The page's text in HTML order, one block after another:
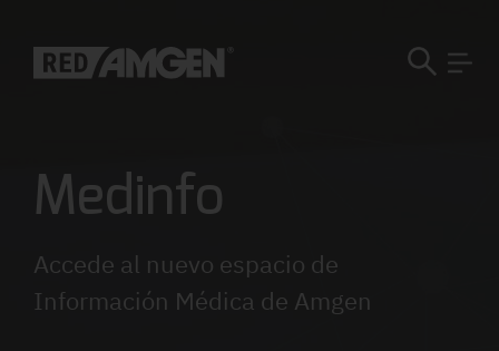
Medinfo
Accede al nuevo espacio de
Información Médica de Amgen